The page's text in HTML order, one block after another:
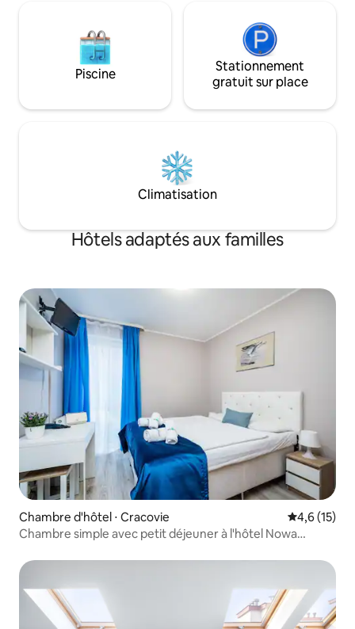
encore plus chargée, vous pourrez
profiter de l'accès gratuit à Internet
pour laisser une ligne à vos proches.
Situé au centre de la vieille ville, Pokoje
pas de pratiquement toutes les
leurs connaissances de la région avec
vous. Leurs conseils et suggestions vous
aideront à rendre votre séjour le plus
intéressés par les restaurants, la
nourriture et l'histoire.
Piscine
Stationnement
gratuit sur place
Climatisation
Hôtels adaptés aux familles
Chambre d'hôtel ⋅ Cracovie Évaluation
4,6 (15)
Chambre simple avec petit déjeuner à l'hôtel Nowa